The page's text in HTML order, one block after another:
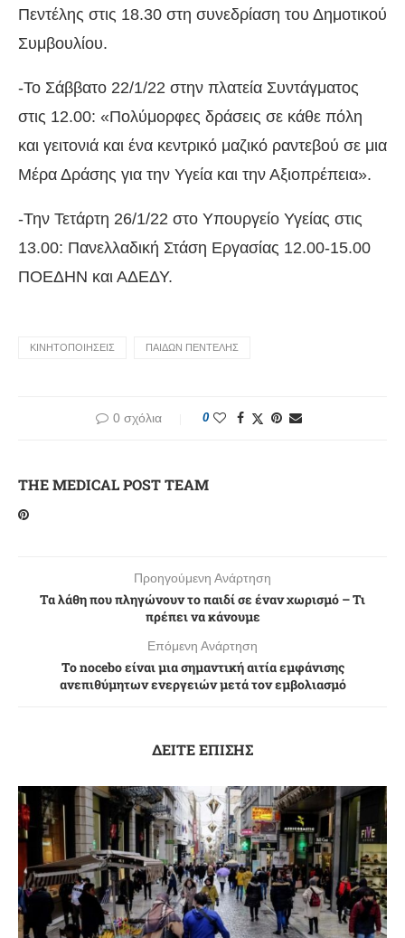
Πεντέλης στις 18.30 στη συνεδρίαση του Δημοτικού
Συμβουλίου.
-Το Σάββατο 22/1/22 στην πλατεία Συντάγματος
στις 12.00: «Πολύμορφες δράσεις σε κάθε πόλη
και γειτονιά και ένα κεντρικό μαζικό ραντεβού σε μια
Μέρα Δράσης για την Υγεία και την Αξιοπρέπεια».
-Την Τετάρτη 26/1/22 στο Υπουργείο Υγείας στις
13.00: Πανελλαδική Στάση Εργασίας 12.00-15.00
ΠΟΕΔΗΝ και ΑΔΕΔΥ.
ΚΙΝΗΤΟΠΟΙΗΣΕΙΣ ΠΑΙΔΩΝ ΠΕΝΤΕΛΗΣ
0 σχόλια 0
THE MEDICAL POST TEAM
Προηγούμενη Ανάρτηση
Τα λάθη που πληγώνουν το παιδί σε έναν χωρισμό – Τι
πρέπει να κάνουμε
Επόμενη Ανάρτηση
Το nocebo είναι μια σημαντική αιτία εμφάνισης
ανεπιθύμητων ενεργειών μετά τον εμβολιασμό
ΔΕΙΤΕ ΕΠΙΣΗΣ